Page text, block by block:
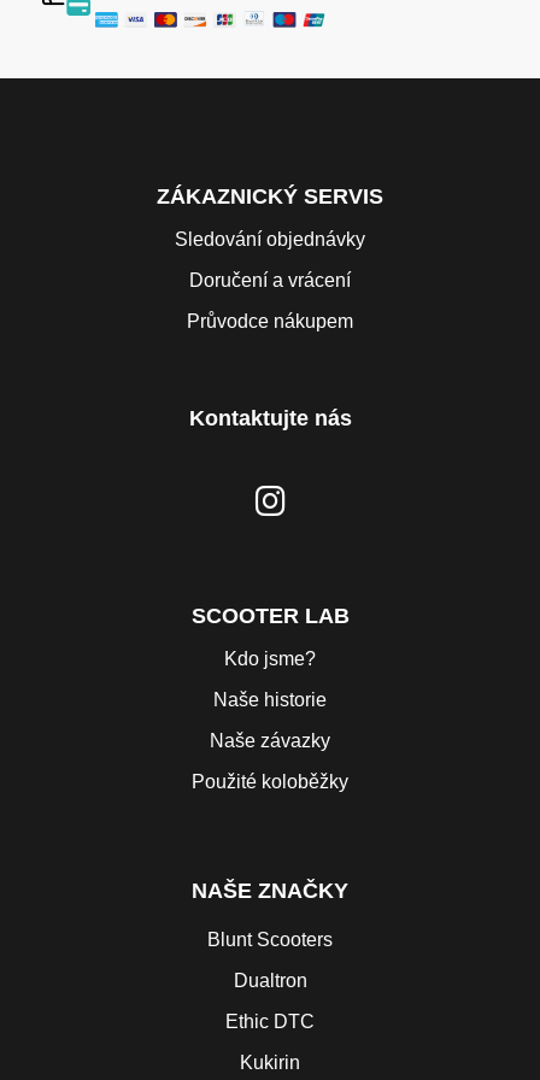
ZÁKAZNICKÝ SERVIS
Sledování objednávky
Doručení a vrácení
Průvodce nákupem
Kontaktujte nás
SCOOTER LAB
Kdo jsme?
Naše historie
Naše závazky
Použité koloběžky
NAŠE ZNAČKY
Blunt Scooters
Dualtron
Ethic DTC
Kukirin